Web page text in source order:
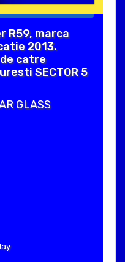
R59, marca
2013.
catre
SECTOR 5
GLASS